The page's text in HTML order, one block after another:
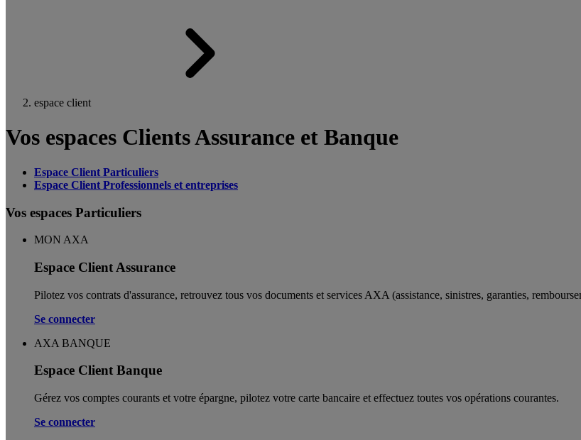
espace client
Vos espaces Clients Assurance et Banque
Espace Client Particuliers
Espace Client Professionnels et entreprises
Vos espaces Particuliers
MON AXA
Espace Client Assurance
Pilotez vos contrats d'assurance, retrouvez tous vos documents et services AXA (assistance, sinistres, garanties,
Se connecter
AXA BANQUE
Espace Client Banque
Gérez vos comptes courants et votre épargne, pilotez votre carte bancaire et effectuez toutes vos opérations courantes.
Se connecter